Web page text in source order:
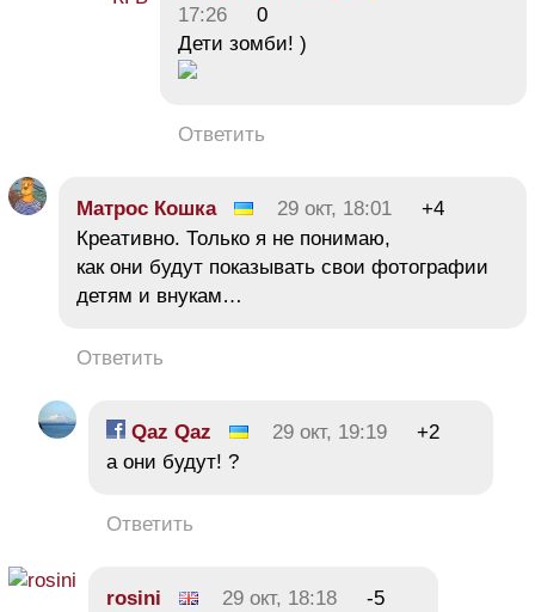
17:26
0
Дети зомби! )
Ответить
Матрос Кошка 29 окт, 18:01
+4
Креативно. Только я не понимаю,
как они будут показывать свои фотографии
детям и внукам…
Ответить
Qaz Qaz 29 окт, 19:19
+2
а они будут! ?
Ответить
rosini 29 окт, 18:18 -5